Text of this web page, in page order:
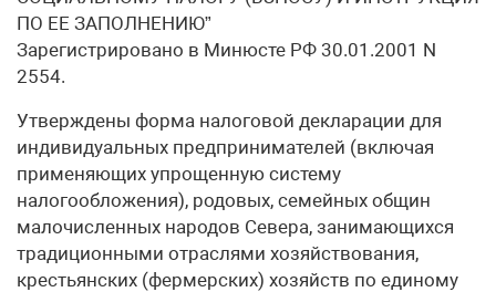
ПО ЕЕ ЗАПОЛНЕНИЮ”
Зарегистрировано в Минюсте РФ 30.01.2001 N
2554.
Утверждены форма налоговой декларации для
индивидуальных предпринимателей (включая
применяющих упрощенную систему
налогообложения), родовых, семейных общин
малочисленных народов Севера, занимающихся
традиционными отраслями хозяйствования,
крестьянских (фермерских) хозяйств по единому